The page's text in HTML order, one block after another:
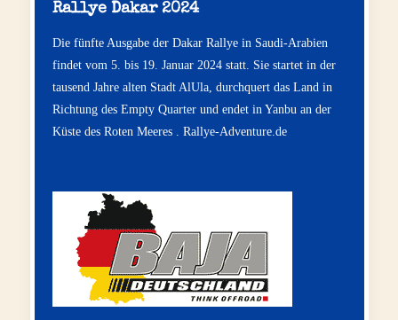
Rallye Dakar 2024
Die fünfte Ausgabe der Dakar Rallye in Saudi-Arabien
findet vom 5. bis 19. Januar 2024 statt. Sie startet in der
tausend Jahre alten Stadt AlUla, durchquert das Land in
Richtung des Empty Quarter und endet in Yanbu an der
Küste des Roten Meeres . Rallye-Adventure.de